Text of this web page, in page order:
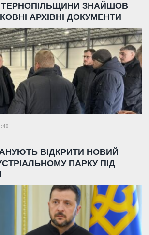
ЗНАЙШОВ
АРХІВНІ ДОКУМЕНТИ
ВІДКРИТИ НОВИЙ
ПАРКУ ПІД